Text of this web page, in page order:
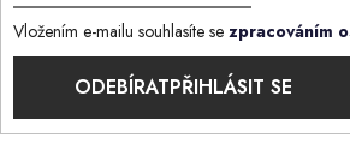
Vložením e-mailu souhlasíte se zpracováním
PŘIHLÁSIT SE